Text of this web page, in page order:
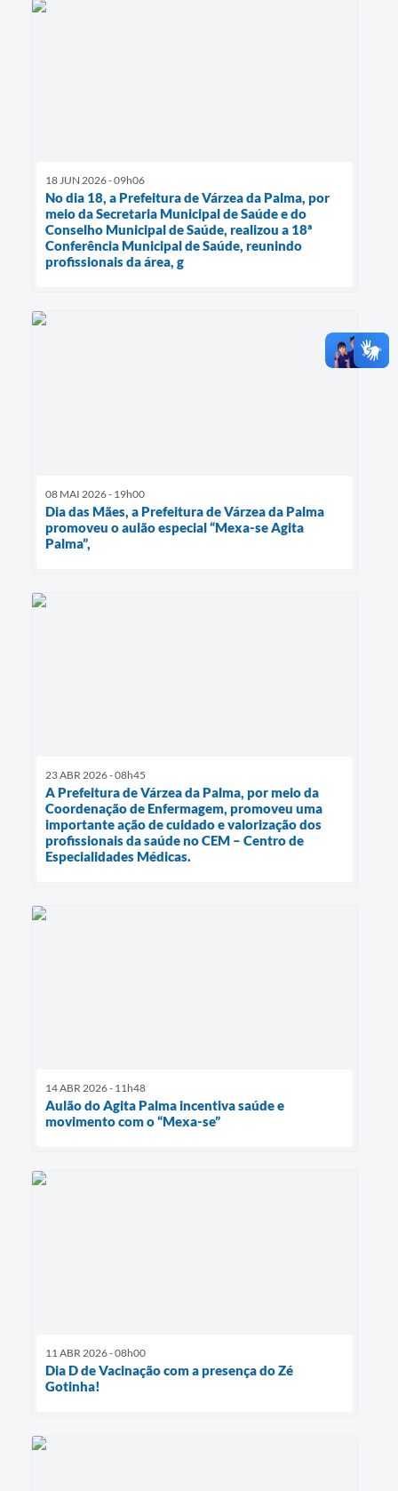
18 JUN 2026 - 09h06
No dia 18, a Prefeitura de Várzea da Palma, por
meio da Secretaria Municipal de Saúde e do
Conselho Municipal de Saúde, realizou a 18ª
Conferência Municipal de Saúde, reunindo
profissionais da área, g
08 MAI 2026 - 19h00
Dia das Mães, a Prefeitura de Várzea da Palma
promoveu o aulão especial “Mexa-se Agita
Palma”,
23 ABR 2026 - 08h45
A Prefeitura de Várzea da Palma, por meio da
Coordenação de Enfermagem, promoveu uma
importante ação de cuidado e valorização dos
profissionais da saúde no CEM – Centro de
Especialidades Médicas.
14 ABR 2026 - 11h48
Aulão do Agita Palma incentiva saúde e
movimento com o “Mexa-se”
11 ABR 2026 - 08h00
Dia D de Vacinação com a presença do Zé
Gotinha!